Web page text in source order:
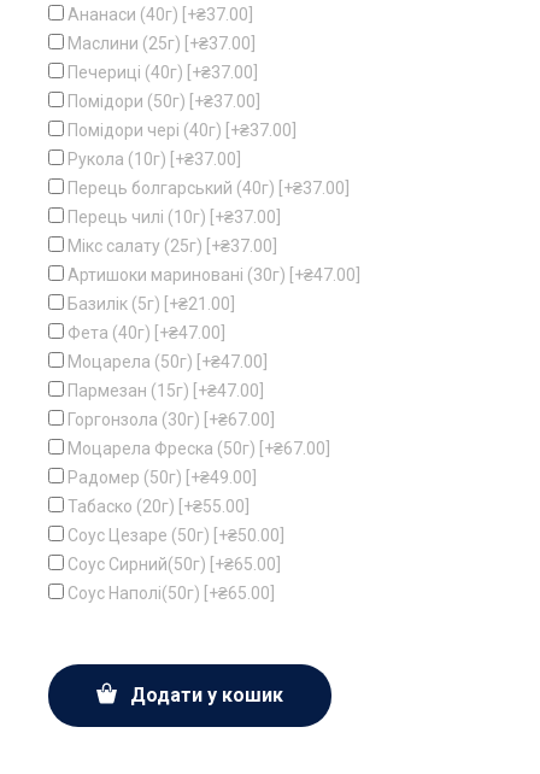
Ананаси (40г) [+₴37.00]
Маслини (25г) [+₴37.00]
Печериці (40г) [+₴37.00]
Помідори (50г) [+₴37.00]
Помідори чері (40г) [+₴37.00]
Рукола (10г) [+₴37.00]
Перець болгарський (40г) [+₴37.00]
Перець чилі (10г) [+₴37.00]
Мікс салату (25г) [+₴37.00]
Артишоки мариновані (30г) [+₴47.00]
Базилік (5г) [+₴21.00]
Фета (40г) [+₴47.00]
Моцарела (50г) [+₴47.00]
Пармезан (15г) [+₴47.00]
Горгонзола (30г) [+₴67.00]
Моцарела Фреска (50г) [+₴67.00]
Радомер (50г) [+₴49.00]
Табаско (20г) [+₴55.00]
Соус Цезаре (50г) [+₴50.00]
Соус Сирний(50г) [+₴65.00]
Соус Наполі(50г) [+₴65.00]
Додати у кошик